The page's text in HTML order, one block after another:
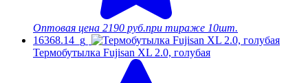
Оптовая цена 2190 руб.при тираже 10шт.
16368.14_g
Термобутылка Fujisan XL 2.0, голубая